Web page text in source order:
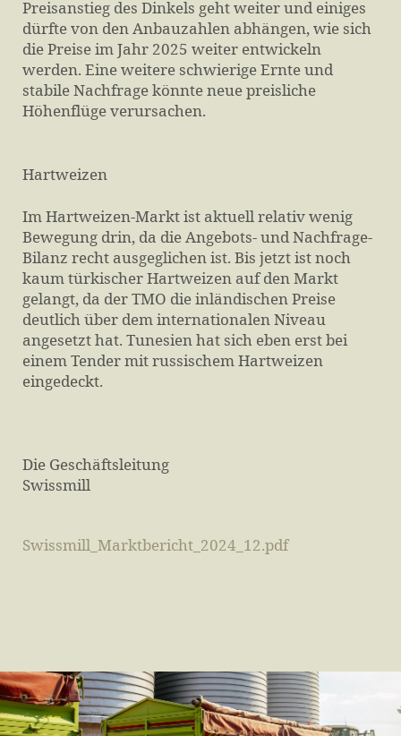
Preisanstieg des Dinkels geht weiter und einiges
dürfte von den Anbauzahlen abhängen, wie sich
die Preise im Jahr 2025 weiter entwickeln
werden. Eine weitere schwierige Ernte und
stabile Nachfrage könnte neue preisliche
Höhenflüge verursachen.
Hartweizen
Im Hartweizen-Markt ist aktuell relativ wenig
Bewegung drin, da die Angebots- und Nachfrage-
Bilanz recht ausgeglichen ist. Bis jetzt ist noch
kaum türkischer Hartweizen auf den Markt
gelangt, da der TMO die inländischen Preise
deutlich über dem internationalen Niveau
angesetzt hat. Tunesien hat sich eben erst bei
einem Tender mit russischem Hartweizen
eingedeckt.
Die Geschäftsleitung
Swissmill
Swissmill_Marktbericht_2024_12.pdf